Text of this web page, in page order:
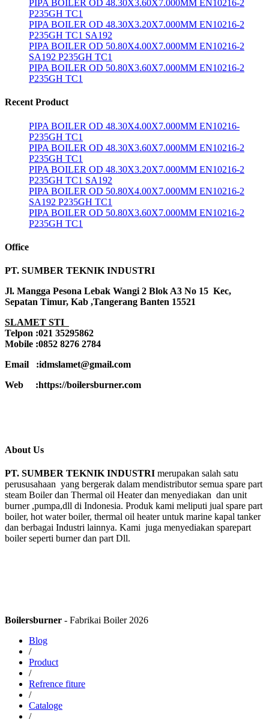
PIPA BOILER OD 48.30X3.60X7.000MM EN10216-2
P235GH TC1
PIPA BOILER OD 48.30X3.20X7.000MM EN10216-2
P235GH TC1 SA192
PIPA BOILER OD 50.80X4.00X7.000MM EN10216-2
SA192 P235GH TC1
PIPA BOILER OD 50.80X3.60X7.000MM EN10216-2
P235GH TC1
Recent Product
PIPA BOILER OD 48.30X4.00X7.000MM EN10216-
P235GH TC1
PIPA BOILER OD 48.30X3.60X7.000MM EN10216-2
P235GH TC1
PIPA BOILER OD 48.30X3.20X7.000MM EN10216-2
P235GH TC1 SA192
PIPA BOILER OD 50.80X4.00X7.000MM EN10216-2
SA192 P235GH TC1
PIPA BOILER OD 50.80X3.60X7.000MM EN10216-2
P235GH TC1
Office
PT. SUMBER TEKNIK INDUSTRI
Jl. Mangga Pesona Lebak Wangi 2 Blok A3 No 15 Kec,
Sepatan Timur, Kab ,Tangerang Banten 15521
SLAMET STI
Telpon :021 35295862
Mobile :0852 8276 2784
Email :idmslamet@gmail.com
Web :https://boilersburner.com
About Us
PT. SUMBER TEKNIK INDUSTRI merupakan salah satu
perususahaan yang bergerak dalam mendistributor semua spare part
steam Boiler dan Thermal oil Heater dan menyediakan dan unit
burner ,pumpa,dll di Indonesia. Produk kami meliputi jual spare part
boiler, hot water boiler, thermal oil heater untuk marine kapal tanker
dan berbagai Industri lainnya. Kami juga menyediakan sparepart
boiler seperti burner dan part Dll.
Boilersburner - Fabrikai Boiler 2026
Blog
/
Product
/
Refrence fiture
/
Cataloge
/